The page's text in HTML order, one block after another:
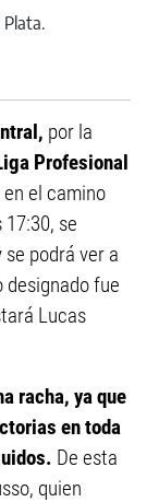
por la
Profesional
el camino
se
podrá ver a
designado fue
Lucas
racha, ya que
en toda
De esta
quien